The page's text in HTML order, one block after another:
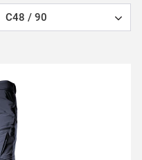
C48 / 90